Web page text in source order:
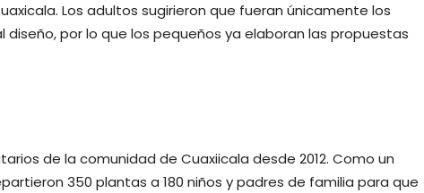
Los adultos sugirieron que fueran únicamente los
por lo que los pequeños ya elaboran las propuestas
de la comunidad de Cuaxiicala desde 2012. Como un
350 plantas a 180 niños y padres de familia para que